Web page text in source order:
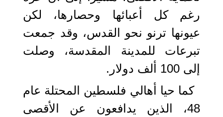
رغم كل أعبائها وحصارها، لكن
عيونها ترنو نحو القدس، وقد جمعت
تبرعات للمدينة المقدسة، وصلت
إلى 100 ألف دولار.
كما حيا أهالي فلسطين المحتلة عام
48، الذين يدافعون عن الأقصى